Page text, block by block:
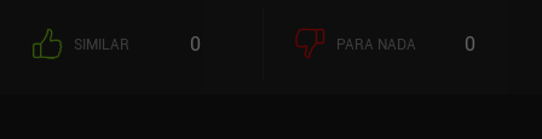
SIMILAR 0 PARA NADA 0